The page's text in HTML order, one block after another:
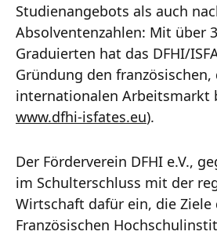
Studienangebots als auch
Absolventenzahlen: Mit über
Graduierten hat das DFHI/
Gründung den
internationalen Arbeitsmarkt
www.dfhi-isfates.eu).
Der Förderverein DFHI e.V.,
im Schulterschluss mit der
Wirtschaft dafür ein, die Ziele
Französischen